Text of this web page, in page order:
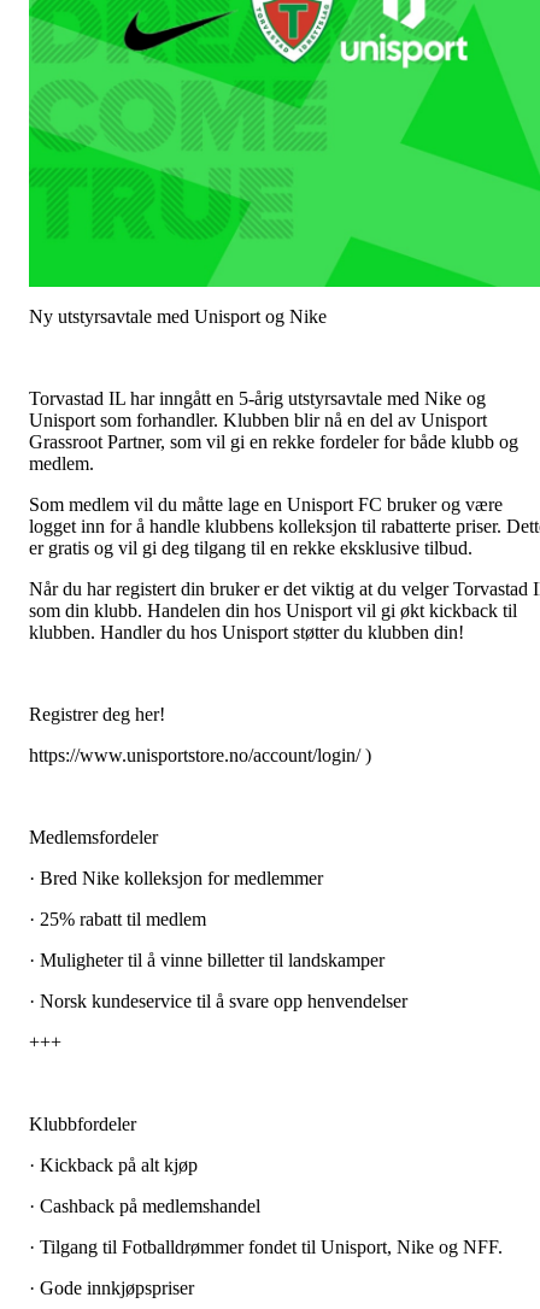
Ny utstyrsavtale med Unisport og Nike
Torvastad IL har inngått en 5-årig utstyrsavtale med Nike og
Unisport som forhandler. Klubben blir nå en del av Unisport
Grassroot Partner, som vil gi en rekke fordeler for både klubb og
medlem.
Som medlem vil du måtte lage en Unisport FC bruker og være
logget inn for å handle klubbens kolleksjon til rabatterte priser.
er gratis og vil gi deg tilgang til en rekke eksklusive tilbud.
Når du har registert din bruker er det viktig at du velger Torvastad
som din klubb. Handelen din hos Unisport vil gi økt kickback til
klubben. Handler du hos Unisport støtter du klubben din!
Registrer deg her!
https://www.unisportstore.no/account/login/ )
Medlemsfordeler
· Bred Nike kolleksjon for medlemmer
· 25% rabatt til medlem
· Muligheter til å vinne billetter til landskamper
· Norsk kundeservice til å svare opp henvendelser
+++
Klubbfordeler
· Kickback på alt kjøp
· Cashback på medlemshandel
· Tilgang til Fotballdrømmer fondet til Unisport, Nike og NFF.
· Gode innkjøpspriser